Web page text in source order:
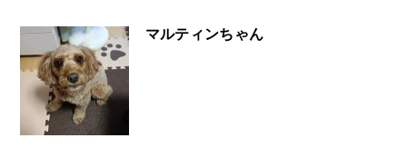
マルティンちゃん